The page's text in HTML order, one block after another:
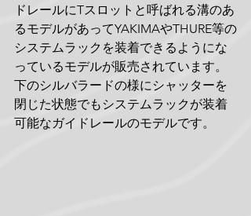
ドレールにTスロットと呼ばれる溝のあ
るモデルがあってYAKIMAやTHURE等の
システムラックを装着できるようにな
っているモデルが販売されています。
下のシルバラードの様にシャッターを
閉じた状態でもシステムラックが装着
可能なガイドレールのモデルです。